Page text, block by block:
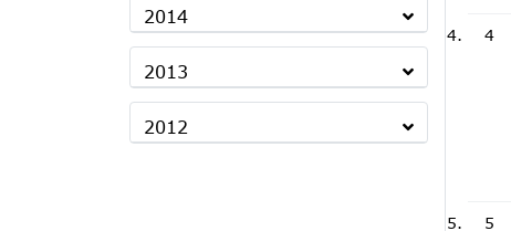
2014
2013
2012
4
5